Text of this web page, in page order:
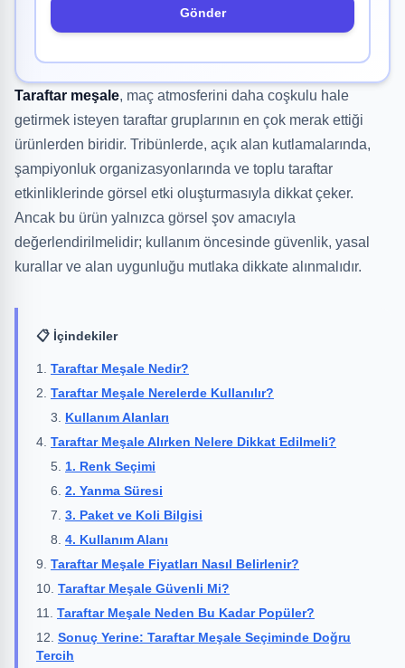
Gönder
Taraftar meşale, maç atmosferini daha coşkulu hale
getirmek isteyen taraftar gruplarının en çok merak ettiği
ürünlerden biridir. Tribünlerde, açık alan kutlamalarında,
şampiyonluk organizasyonlarında ve toplu taraftar
etkinliklerinde görsel etki oluşturmasıyla dikkat çeker.
Ancak bu ürün yalnızca görsel şov amacıyla
değerlendirilmelidir; kullanım öncesinde güvenlik, yasal
kurallar ve alan uygunluğu mutlaka dikkate alınmalıdır.
📋 İçindekiler
Taraftar Meşale Nedir?
Taraftar Meşale Nerelerde Kullanılır?
Kullanım Alanları
Taraftar Meşale Alırken Nelere Dikkat Edilmeli?
1. Renk Seçimi
2. Yanma Süresi
3. Paket ve Koli Bilgisi
4. Kullanım Alanı
Taraftar Meşale Fiyatları Nasıl Belirlenir?
Taraftar Meşale Güvenli Mi?
Taraftar Meşale Neden Bu Kadar Popüler?
Sonuç Yerine: Taraftar Meşale Seçiminde Doğru
Tercih